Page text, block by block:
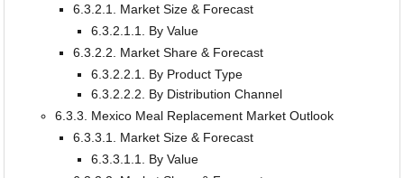
6.3.2.1. Market Size & Forecast
6.3.2.1.1. By Value
6.3.2.2. Market Share & Forecast
6.3.2.2.1. By Product Type
6.3.2.2.2. By Distribution Channel
6.3.3. Mexico Meal Replacement Market Outlook
6.3.3.1. Market Size & Forecast
6.3.3.1.1. By Value